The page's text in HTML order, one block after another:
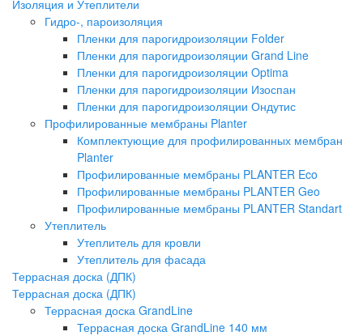
Изоляция и Утеплители
Гидро-, пароизоляция
Пленки для парогидроизоляции Folder
Пленки для парогидроизоляции Grand Line
Пленки для парогидроизоляции Optima
Пленки для парогидроизоляции Изоспан
Пленки для парогидроизоляции Ондутис
Профилированные мембраны Planter
Комплектующие для профилированных мембран
Planter
Профилированные мембраны PLANTER Eco
Профилированные мембраны PLANTER Geo
Профилированные мембраны PLANTER Standart
Утеплитель
Утеплитель для кровли
Утеплитель для фасада
Террасная доска (ДПК)
Террасная доска (ДПК)
Террасная доска GrandLine
Террасная доска GrandLine 140 мм